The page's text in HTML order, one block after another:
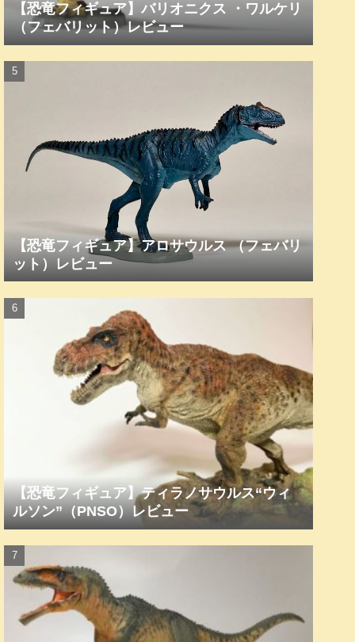
【恐竜フィギュア】バリオニクス ・ワルケリ
（フェバリット）レビュー
【恐竜フィギュア】アロサウルス （フェバリ
ット）レビュー
【恐竜フィギュア】ティラノサウルス“ウィ
ルソン”（PNSO）レビュー